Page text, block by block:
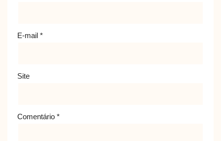
E-mail *
Site
Comentário *